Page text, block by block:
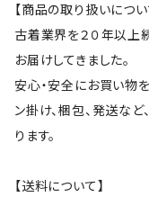
【商品の取り扱いについ
古着業界を２０年以上
お届けしてきました。
安心・安全にお買い物
ン掛け、梱包、発送な
ります。
【送料について】